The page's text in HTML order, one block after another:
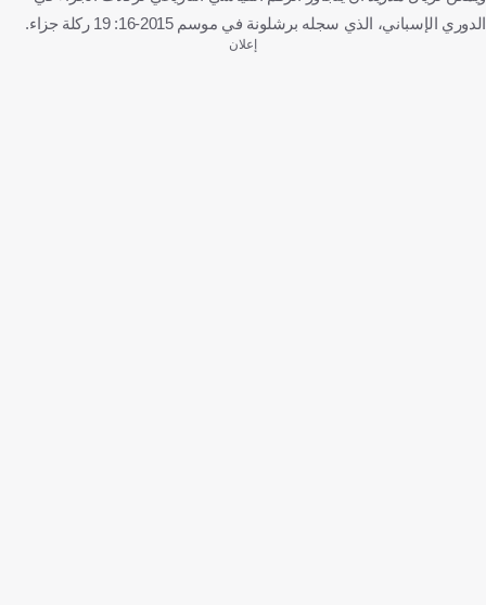
الدوري الإسباني، الذي سجله برشلونة في موسم 2015-16: 19 ركلة جزاء.
إعلان